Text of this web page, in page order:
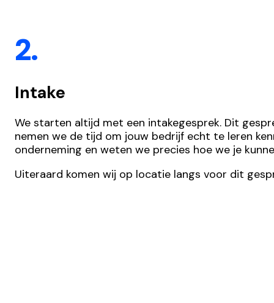
2.
Intake
We starten altijd met een intakegesprek. Dit
nemen we de tijd om jouw bedrijf echt te leren
onderneming en weten we precies hoe we je
Uiteraard komen wij op locatie langs voor dit